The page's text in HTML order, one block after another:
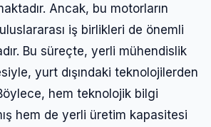
Ancak, bu motorların
iş birlikleri de önemli
Bu süreçte, yerli mühendislik
yurt dışındaki teknolojilerden
hem teknolojik bilgi
hem de yerli üretim kapasitesi